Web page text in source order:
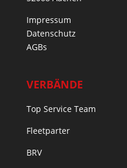
Impressum
Datenschutz
AGBs
VERBÄNDE
Top Service Team
Fleetparter
BRV